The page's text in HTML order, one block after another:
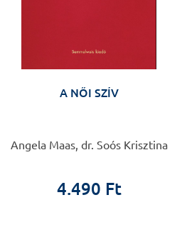
A NŐI SZÍV
Angela Maas, dr. Soós Krisztina
4.490 Ft